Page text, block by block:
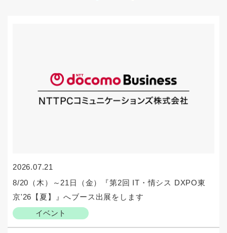
2026.07.21
イベント
8/20（木）～21日（金）『第2回 IT・情シス DXPO東
京'26【夏】』へブース出展をします